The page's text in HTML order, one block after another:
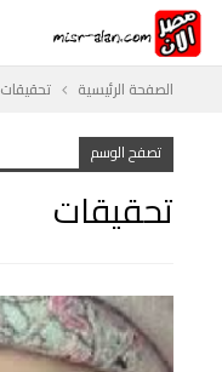
الصفحة الرئيسية تحقيقات
تصفح الوسم
تحقيقات